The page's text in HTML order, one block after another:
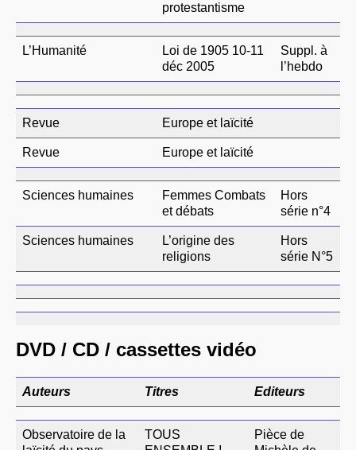
protestantisme
L’Humanité
Loi de 1905 10-11
déc 2005
Suppl. à
l’hebdo
Revue Europe et laïcité
Revue Europe et laïcité
Sciences humaines
Femmes Combats
et débats
Hors
série n°4
Sciences humaines
L’origine des
religions
Hors
série N°5
DVD / CD / cassettes vidéo
Auteurs Titres Editeurs
Observatoire de la
TOUS
Pièce de